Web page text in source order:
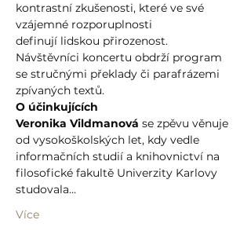
kontrastní zkušenosti, které ve své
vzájemné rozporuplnosti
definují lidskou přirozenost.
Návštěvníci koncertu obdrží program
se stručnými překlady či parafrázemi
zpívaných textů.
O účinkujících
Veronika Vildmanová se zpěvu věnuje
od vysokoškolských let, kdy vedle
informačních studií a knihovnictví na
filosofické fakultě Univerzity Karlovy
studovala…
Více